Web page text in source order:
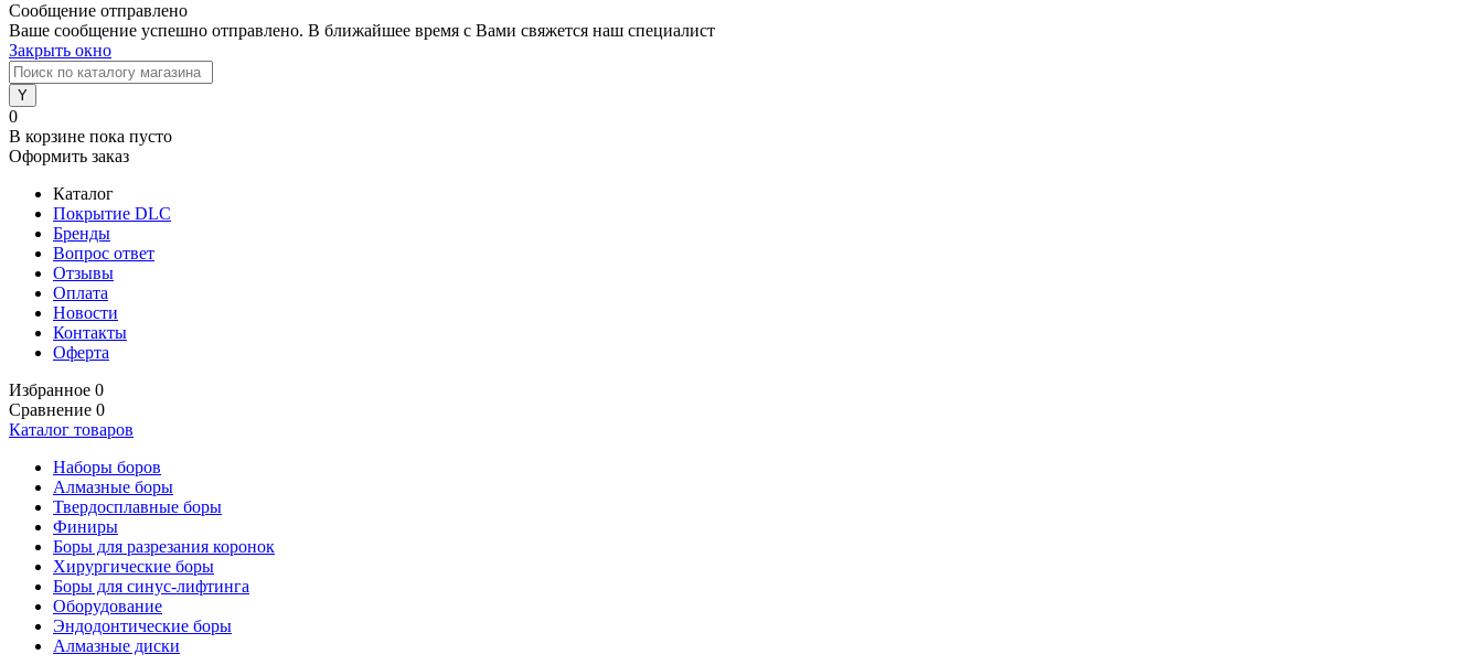
Сообщение отправлено
Ваше сообщение успешно отправлено. В ближайшее время с Вами свяжется наш специалист
Закрыть окно
0
В корзине пока пусто
Оформить заказ
Каталог
Покрытие DLC
Бренды
Вопрос ответ
Отзывы
Оплата
Новости
Контакты
Оферта
Избранное 0
Сравнение 0
Каталог товаров
Наборы боров
Алмазные боры
Твердосплавные боры
Финиры
Боры для разрезания коронок
Хирургические боры
Боры для синус-лифтинга
Оборудование
Эндодонтические боры
Алмазные диски